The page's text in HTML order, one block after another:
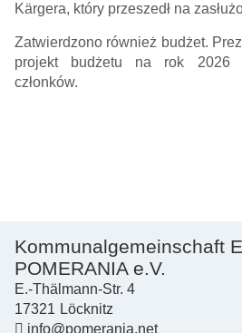
Kärgera, który przeszedł na
Zatwierdzono również budżet.
projekt budżetu na rok 2026
członków.
Kommunalgemeinschaft
POMERANIA e.V.
E.-Thälmann-Str. 4
17321 Löcknitz
info@pomerania.net